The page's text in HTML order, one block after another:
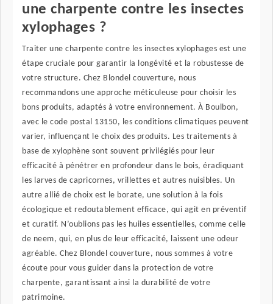
une charpente contre les insectes
xylophages ?
Traiter une charpente contre les insectes xylophages est une
étape cruciale pour garantir la longévité et la robustesse de
votre structure. Chez Blondel couverture, nous
recommandons une approche méticuleuse pour choisir les
bons produits, adaptés à votre environnement. À Boulbon,
avec le code postal 13150, les conditions climatiques peuvent
varier, influençant le choix des produits. Les traitements à
base de xylophène sont souvent privilégiés pour leur
efficacité à pénétrer en profondeur dans le bois, éradiquant
les larves de capricornes, vrillettes et autres nuisibles. Un
autre allié de choix est le borate, une solution à la fois
écologique et redoutablement efficace, qui agit en préventif
et curatif. N’oublions pas les huiles essentielles, comme celle
de neem, qui, en plus de leur efficacité, laissent une odeur
agréable. Chez Blondel couverture, nous sommes à votre
écoute pour vous guider dans la protection de votre
charpente, garantissant ainsi la durabilité de votre
patrimoine.